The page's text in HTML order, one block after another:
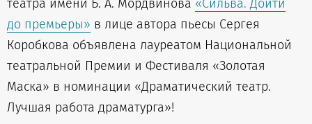
театра имени Б. А. Мордвинова «Сильва. Дойти
до премьеры» в лице автора пьесы Сергея
Коробкова объявлена лауреатом Национальной
театральной Премии и Фестиваля «Золотая
Маска» в номинации «Драматический театр.
Лучшая работа драматурга»!